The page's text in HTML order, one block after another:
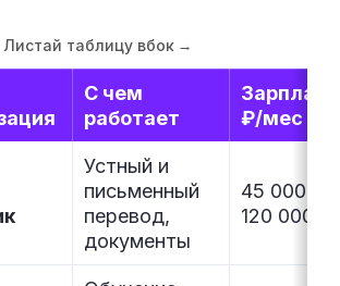
Листай таблицу вбок →
С чем
работает
₽/мес
Устный и
письменный
перевод,
документы
45 000 –
120 000